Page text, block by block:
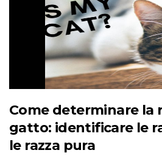
Come determinare la
gatto: identificare le
le razza pura